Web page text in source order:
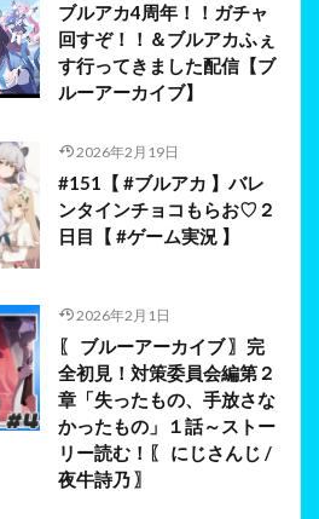
ブルアカ4周年！！ガチャ
回すぞ！！＆ブルアカふぇ
す行ってきました配信【ブ
ルーアーカイブ】
2026年2月19日
#151【 #ブルアカ 】バレ
ンタインチョコもらお♡２
日目【 #ゲーム実況 】
2026年2月1日
〖 ブルーアーカイブ 〗完
全初見！対策委員会編第２
章「失ったもの、手放さな
かったもの」１話～ストー
リー読む！〖 にじさんじ /
夜牛詩乃 〗